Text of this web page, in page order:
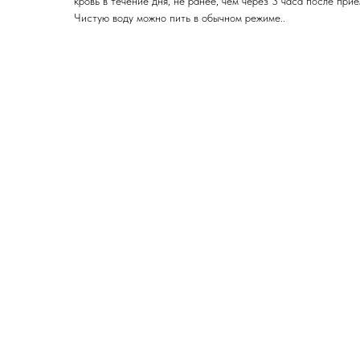
Чистую воду можно пить в обычном режиме..